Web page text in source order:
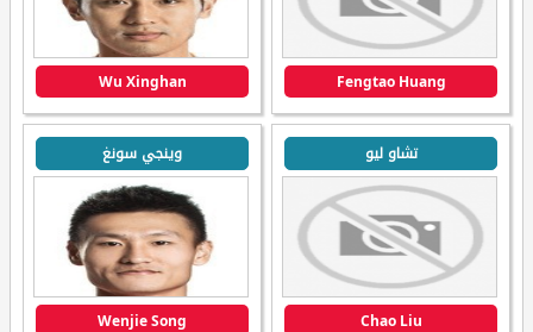
Fengtao Huang
Wu Xinghan
تشاو ليو
Chao Liu
وينجي سونغ
Wenjie Song